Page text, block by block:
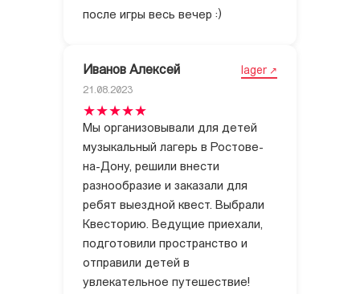
после игры весь вечер :)
Иванов Алексей lager
21.08.2023
Мы организовывали для детей
музыкальный лагерь в Ростове-
на-Дону, решили внести
разнообразие и заказали для
ребят выездной квест. Выбрали
Квесторию. Ведущие приехали,
подготовили пространство и
отправили детей в
увлекательное путешествие!